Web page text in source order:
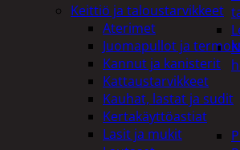
Keittiö ja taloustarvikkeet
Aterimet
Juomapullot ja
Kannut ja kanisterit
Kattaustarvikkeet
Kauhat, lastat ja sudit
Kertakäyttöastiat
Lasit ja mukit